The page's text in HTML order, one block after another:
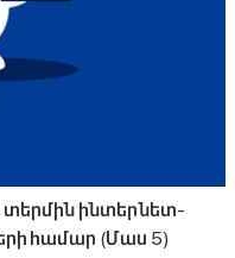
ինտերնետ-
համար (Մաս 5)